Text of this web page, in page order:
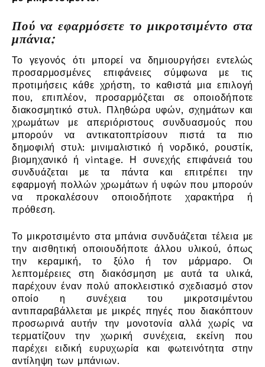
Πού να εφαρμόσετε το μικροτσιμέντο στα
μπάνια;
Το γεγονός ότι μπορεί να δημιουργήσει εντελώς
προσαρμοσμένες επιφάνειες σύμφωνα με τις
προτιμήσεις κάθε χρήστη, το καθιστά μια επιλογή
που, επιπλέον, προσαρμόζεται σε οποιοδήποτε
διακοσμητικό στυλ. Πληθώρα υφών, σχημάτων και
χρωμάτων με απεριόριστους συνδυασμούς που
μπορούν να αντικατοπτρίσουν πιστά τα πιο
δημοφιλή στυλ: μινιμαλιστικό ή νορδικό, ρουστίκ,
βιομηχανικό ή vintage. Η συνεχής επιφάνειά του
συνδυάζεται με τα πάντα και επιτρέπει την
εφαρμογή πολλών χρωμάτων ή υφών που μπορούν
να προκαλέσουν οποιοδήποτε χαρακτήρα ή
πρόθεση.
Το μικροτσιμέντο στα μπάνια συνδυάζεται τέλεια με
την αισθητική οποιουδήποτε άλλου υλικού, όπως
την κεραμική, το ξύλο ή τον μάρμαρο. Οι
λεπτομέρειες στη διακόσμηση με αυτά τα υλικά,
παρέχουν έναν πολύ αποκλειστικό σχεδιασμό στον
οποίο η συνέχεια του μικροτσιμέντου
αντιπαραβάλλεται με μικρές πηγές που διακόπτουν
προσωρινά αυτήν την μονοτονία αλλά χωρίς να
τερματίζουν την χωρική συνέχεια, εκείνη που
παρέχει ειδική ευρυχωρία και φωτεινότητα στην
αντίληψη των μπάνιων.